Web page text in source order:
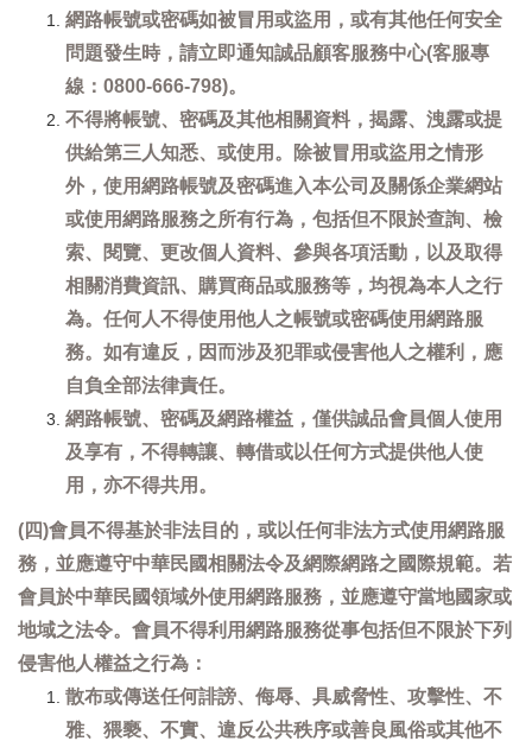
網路帳號或密碼如被冒用或盜用，或有其他任何安全
問題發生時，請立即通知誠品顧客服務中心(客服專
線：0800-666-798)。
不得將帳號、密碼及其他相關資料，揭露、洩露或提
供給第三人知悉、或使用。除被冒用或盜用之情形
外，使用網路帳號及密碼進入本公司及關係企業網站
或使用網路服務之所有行為，包括但不限於查詢、檢
索、閱覽、更改個人資料、參與各項活動，以及取得
相關消費資訊、購買商品或服務等，均視為本人之行
為。任何人不得使用他人之帳號或密碼使用網路服
務。如有違反，因而涉及犯罪或侵害他人之權利，應
自負全部法律責任。
網路帳號、密碼及網路權益，僅供誠品會員個人使用
及享有，不得轉讓、轉借或以任何方式提供他人使
用，亦不得共用。
(四)會員不得基於非法目的，或以任何非法方式使用網路服
務，並應遵守中華民國相關法令及網際網路之國際規範。若
會員於中華民國領域外使用網路服務，並應遵守當地國家或
地域之法令。會員不得利用網路服務從事包括但不限於下列
侵害他人權益之行為：
散布或傳送任何誹謗、侮辱、具威脅性、攻擊性、不
雅、猥褻、不實、違反公共秩序或善良風俗或其他不